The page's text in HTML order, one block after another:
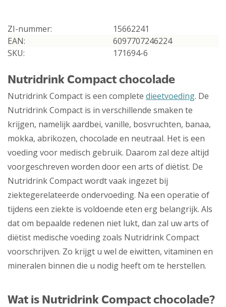
ZI-nummer:
15662241
EAN:
6097707246224
SKU:
171694-6
Nutridrink Compact chocolade
Nutridrink Compact is een complete dieetvoeding. De
Nutridrink Compact is in verschillende smaken te
krijgen, namelijk aardbei, vanille, bosvruchten, banaa,
mokka, abrikozen, chocolade en neutraal. Het is een
voeding voor medisch gebruik. Daarom zal deze altijd
voorgeschreven worden door een arts of diëtist. De
Nutridrink Compact wordt vaak ingezet bij
ziektegerelateerde ondervoeding. Na een operatie of
tijdens een ziekte is voldoende eten erg belangrijk. Als
dat om bepaalde redenen niet lukt, dan zal uw arts of
diëtist medische voeding zoals Nutridrink Compact
voorschrijven. Zo krijgt u wel de eiwitten, vitaminen en
mineralen binnen die u nodig heeft om te herstellen.
Wat is Nutridrink Compact chocolade?